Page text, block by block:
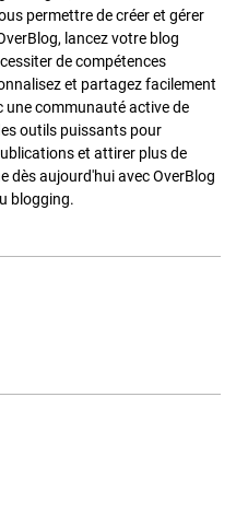
permettre de créer et gérer
lancez votre blog
de compétences
et partagez facilement
une communauté active de
outils puissants pour
et attirer plus de
dès aujourd'hui avec OverBlog
blogging.